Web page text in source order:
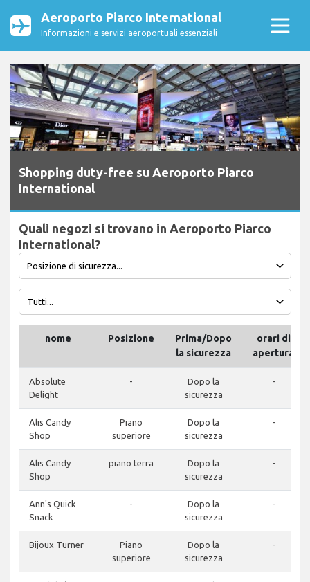
Aeroporto Piarco International
Informazioni e servizi aeroportuali essenziali
Shopping duty-free su Aeroporto Piarco
International
Quali negozi si trovano in Aeroporto Piarco
International?
nome Posizione
Prima/Dopo
la sicurezza
orari di
apertura
Absolute
Delight
-
Dopo la
sicurezza
-
Alis Candy
Shop
Piano
superiore
Dopo la
sicurezza
-
Alis Candy
Shop
piano terra
Dopo la
sicurezza
-
Ann's Quick
Snack
-
Dopo la
sicurezza
-
Bijoux Turner
Piano
superiore
Dopo la
sicurezza
-